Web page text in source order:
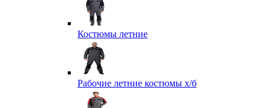
Костюмы летние
Рабочие летние костюмы х/б